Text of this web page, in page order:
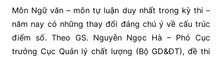
Môn Ngữ văn – môn tự luận duy nhất trong kỳ thi –
năm nay có những thay đổi đáng chú ý về cấu trúc
điểm số. Theo GS. Nguyễn Ngọc Hà – Phó Cục
trưởng Cục Quản lý chất lượng (Bộ GD&ĐT), đề thi